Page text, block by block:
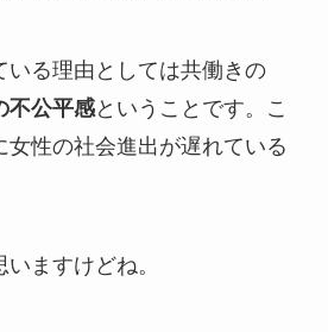
いる理由としては共働きの
不公平感ということです。こ
女性の社会進出が遅れている
ますけどね。